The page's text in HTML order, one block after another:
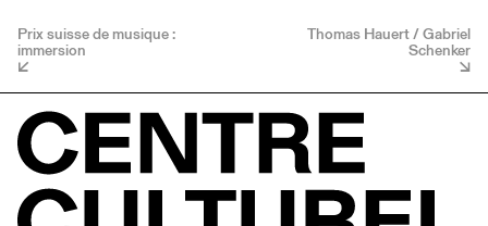
Prix suisse de musique :
immersion
Thomas Hauert / Gabriel
Schenker